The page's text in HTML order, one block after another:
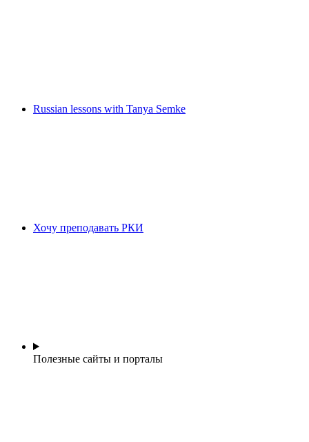
Russian lessons with Tanya Semke
Хочу преподавать РКИ
Полезные сайты и порталы